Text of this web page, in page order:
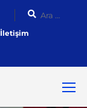
İletişim